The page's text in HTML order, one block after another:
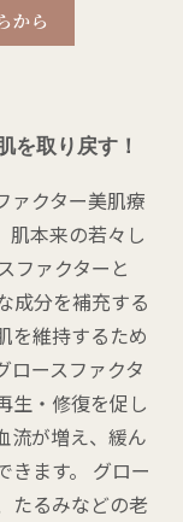
から
を取り戻す！
ァクター美肌療
肌本来の若々し
ファクターと
成分を補充する
を維持するため
ロースファクタ
生・修復を促し
流が増え、緩ん
きます。 グロー
たるみなどの老